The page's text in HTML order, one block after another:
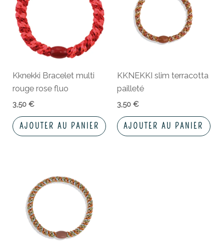
Kknekki Bracelet multi
rouge rose fluo
3,50€
AJOUTER AU PANIER
KKNEKKI slim terracotta
pailleté
3,50 €
AJOUTER AU PANIER